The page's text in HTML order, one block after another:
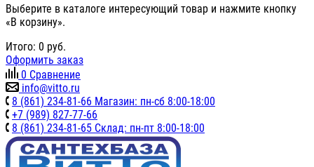
Выберите в каталоге интересующий товар и нажмите кнопку
«В корзину».
Итого: 0 руб.
Оформить заказ
0 Сравнение
info@vitto.ru
8 (861) 234-81-66 Магазин: пн-сб 8:00-18:00
+7 (989) 827-77-66
8 (861) 234-81-65 Склад: пн-пт 8:00-18:00